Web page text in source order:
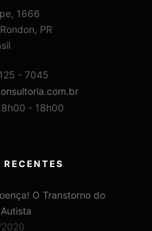
1666
PR
- 7045
- 18h00
O Transtorno do